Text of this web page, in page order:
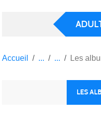
Accueil Les
LES